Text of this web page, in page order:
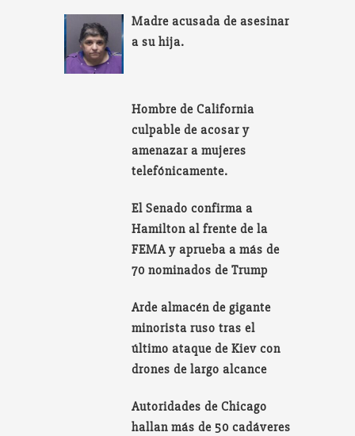
Madre acusada de asesinar
a su hija.
Hombre de California
culpable de acosar y
amenazar a mujeres
telefónicamente.
El Senado confirma a
Hamilton al frente de la
FEMA y aprueba a más de
70 nominados de Trump
Arde almacén de gigante
minorista ruso tras el
último ataque de Kiev con
drones de largo alcance
Autoridades de Chicago
hallan más de 50 cadáveres